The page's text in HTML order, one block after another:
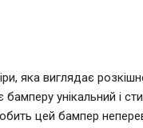
яка виглядає
унікальний і
цей бампер